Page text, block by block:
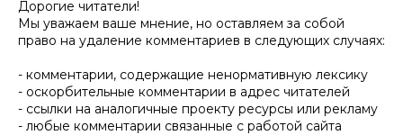
Дорогие читатели!
Мы уважаем ваше мнение, но оставляем за собой
право на удаление комментариев в следующих случаях:
- комментарии, содержащие ненормативную лексику
- оскорбительные комментарии в адрес читателей
- ссылки на аналогичные проекту ресурсы или рекламу
- любые комментарии связанные с работой сайта